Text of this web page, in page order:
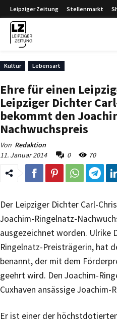
Leipziger Zeitung Stellenmarkt
Kultur Lebensart
Ehre für einen
Leipziger Dichter
bekommt den
Nachwuchspreis
Von Redaktion
11. Januar 2014
0 70
Der Leipziger Dichter Carl-
Joachim-Ringelnatz-
ausgezeichnet worden. Ulrike
Ringelnatz-Preisträgerin, hat
benannt, der mit dem
geehrt wird. Den Joachim-
Cuxhaven ansässige Joachim-
Er ist einer der